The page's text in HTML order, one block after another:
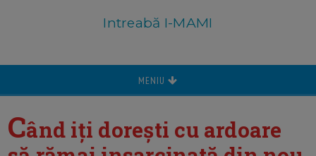
Intreabă I-MAMI
MENIU
Când iți dorești cu ardoare